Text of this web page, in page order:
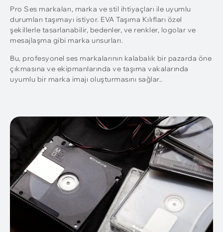
Pro Ses markaları, marka ve stil ihtiyaçları ile uyumlu
durumları taşımayı istiyor. EVA Taşıma Kılıfları özel
şekillerle tasarlanabilir, bedenler, ve renkler, logolar ve
mesajlaşma gibi marka unsurları.
Bu, profesyonel ses markalarının kalabalık bir pazarda öne
çıkmasına ve ekipmanlarında ve taşıma vakalarında
uyumlu bir marka imajı oluşturmasını sağlar..